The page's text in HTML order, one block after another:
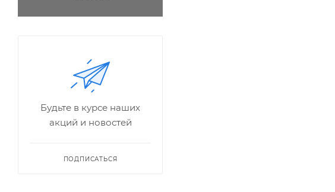
Будьте в курсе наших
акций и новостей
ПОДПИСАТЬСЯ